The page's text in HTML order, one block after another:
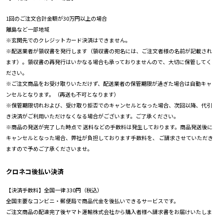
1回のご注文合計金額が30万円以上の場合
離島など一部地域
※玄関先でのクレジットカード決済はできません。
※配送業者が領収書を発行します（領収書の宛名には、ご注文者様の名前が記載され
ます）。領収書の再発行はいかなる場合も承っておりませんので、大切に保管してく
ださい。
※ご注文商品をお受け取りいただけず、配送業者の保管期限が過ぎた場合は自動キャ
ンセルとなります。（再送も不可となります）
※保管期限切れおよび、受け取り拒否でのキャンセルとなった場合、次回以降、代引
き決済がご利用いただけなくなる場合がございます。ご了承ください。
※商品の発送が完了した時点で 送料などの手数料は発生しております。商品発送後に
キャンセルとなった場合、弊社が負担しております手数料を、 ご請求させていただき
ますので予めご了承くださいませ。
クロネコ後払い決済
【決済手数料】全国一律 330円（税込）
全国主要なコンビニ・郵便局で商品代金を後払いできるサービスです。
ご注文商品の配達完了後ヤマト運輸株式会社から購入者様へ請求書をお届けいたしま